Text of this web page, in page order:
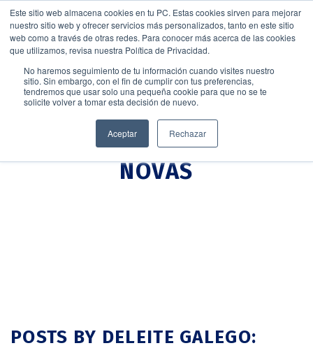
Este sitio web almacena cookies en tu PC. Estas cookies sirven para mejorar
nuestro sitio web y ofrecer servicios más personalizados, tanto en este sitio
web como a través de otras redes. Para conocer más acerca de las cookies
que utilizamos, revisa nuestra Política de Privacidad.
No haremos seguimiento de tu información cuando visites nuestro
sitio. Sin embargo, con el fin de cumplir con tus preferencias,
tendremos que usar solo una pequeña cookie para que no se te
solicite volver a tomar esta decisión de nuevo.
Aceptar Rechazar
NOVAS
POSTS BY DELEITE GALEGO: